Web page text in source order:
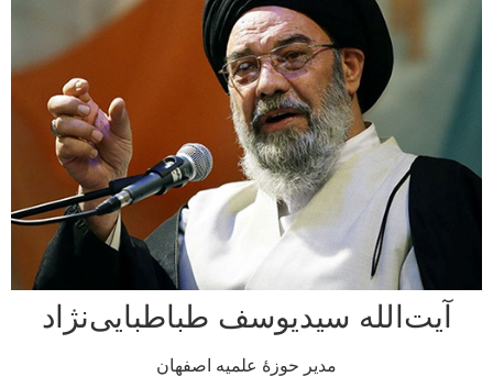
سیدیوسف طباطبایی‌نژاد
مدیر حوزۀ علمیه اصفهان